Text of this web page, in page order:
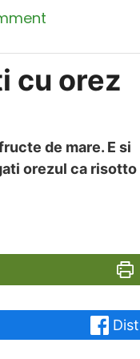
cu orez
de mare. E si
orezul ca risotto